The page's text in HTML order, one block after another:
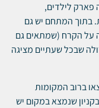
פארק לילדים,
בתוך המתחם יש גם
על הקרח (שמתאים גם
שבכל שעתיים מציגה
ברוב המקומות
שנמצא במקום יש